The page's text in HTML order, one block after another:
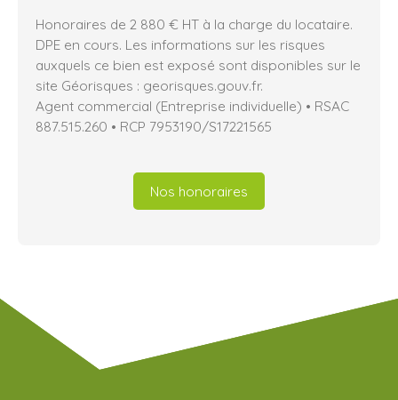
Honoraires de 2 880 € HT à la charge du locataire.
DPE en cours. Les informations sur les risques
auxquels ce bien est exposé sont disponibles sur le
site Géorisques : georisques.gouv.fr.
Agent commercial (Entreprise individuelle) • RSAC
887.515.260 • RCP 7953190/S17221565
Nos honoraires